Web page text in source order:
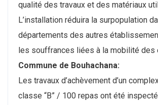
qualité des travaux et des matériaux
L’installation réduira la surpopulation
départements des autres
les souffrances liées à la mobilité des
Commune de Bouhachana:
Les travaux d’achèvement d’un
classe “B” / 100 repas ont été